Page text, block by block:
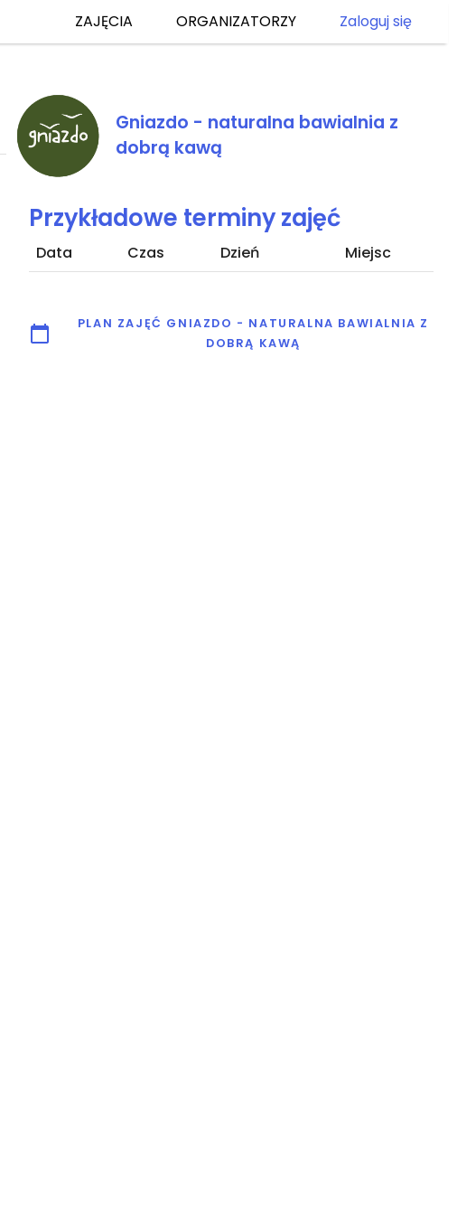
ZAJĘCIA ORGANIZATORZY Zaloguj się
Gniazdo - naturalna bawialnia z
dobrą kawą
Przykładowe terminy zajęć
Data Czas Dzień Miejsc
PLAN ZAJĘĆ GNIAZDO - NATURALNA BAWIALNIA Z
DOBRĄ KAWĄ